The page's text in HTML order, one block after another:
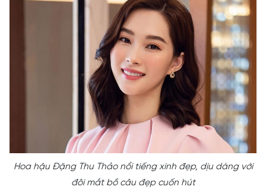
Hoa hậu Đặng Thu Thảo nổi tiếng xinh đẹp, dịu dàng với
đôi mắt bồ câu đẹp cuốn hút